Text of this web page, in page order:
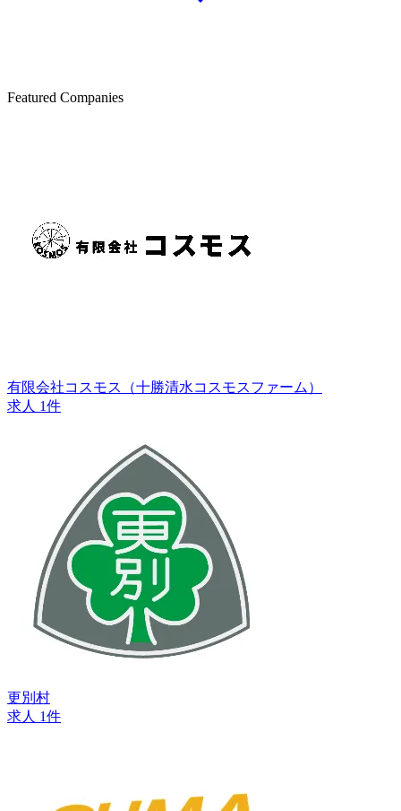
Featured Companies
有限会社コスモス（十勝清水コスモスファーム）
求人 1件
更別村
求人 1件